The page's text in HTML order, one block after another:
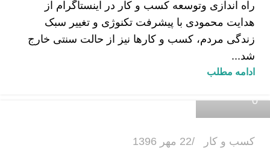
راه اندازی وتوسعه کسب و کار در اینستاگرام از
هدایت محمودی با پیشرفت تکنوژی و تغییر سبک
زندگی مردم، کسب و کارها نیز از حالت سنتی خارج
شد...
ادامه مطلب
زهرا داودی
0
کسب و کار 22 مهر 1396